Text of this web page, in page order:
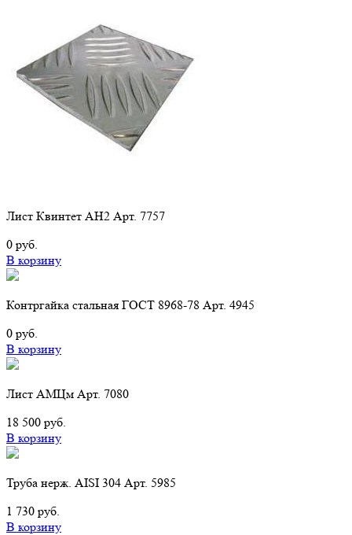
Лист Квинтет АН2 Арт. 7757
0 руб.
В корзину
Контргайка стальная ГОСТ 8968-78 Арт. 4945
0 руб.
В корзину
Лист АМЦм Арт. 7080
18 500 руб.
В корзину
Труба нерж. AISI 304 Арт. 5985
1 730 руб.
В корзину